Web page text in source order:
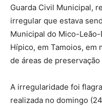
Guarda Civil Municipal,
irregular que estava
Municipal do Mico-
Hípico, em Tamoios, em
de áreas de preservação
A irregularidade foi
realizada no domingo